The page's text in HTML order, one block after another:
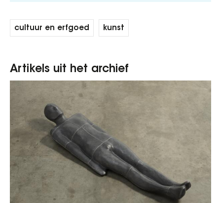
cultuur en erfgoed kunst
Artikels uit het archief